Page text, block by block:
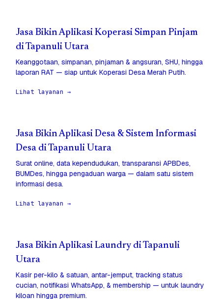
Jasa Bikin Aplikasi Koperasi Simpan Pinjam
di Tapanuli Utara
Keanggotaan, simpanan, pinjaman & angsuran, SHU, hingga
laporan RAT — siap untuk Koperasi Desa Merah Putih.
Lihat layanan →
Jasa Bikin Aplikasi Desa & Sistem Informasi
Desa di Tapanuli Utara
Surat online, data kependudukan, transparansi APBDes,
BUMDes, hingga pengaduan warga — dalam satu sistem
informasi desa.
Lihat layanan →
Jasa Bikin Aplikasi Laundry di Tapanuli
Utara
Kasir per-kilo & satuan, antar-jemput, tracking status
cucian, notifikasi WhatsApp, & membership — untuk laundry
kiloan hingga premium.